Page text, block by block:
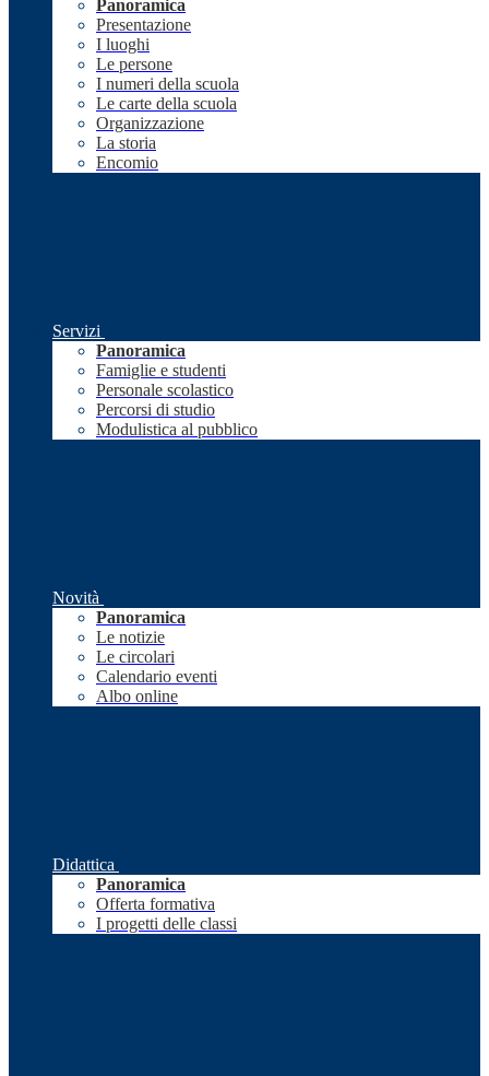
Panoramica
Presentazione
I luoghi
Le persone
I numeri della scuola
Le carte della scuola
Organizzazione
La storia
Encomio
Servizi
Panoramica
Famiglie e studenti
Personale scolastico
Percorsi di studio
Modulistica al pubblico
Novità
Panoramica
Le notizie
Le circolari
Calendario eventi
Albo online
Didattica
Panoramica
Offerta formativa
I progetti delle classi